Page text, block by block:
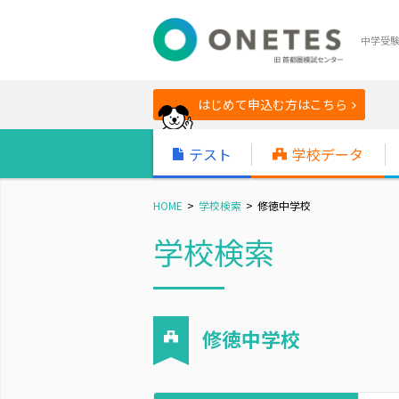
中学受
はじめて申込む方はこちら
テスト 学校データ
HOME 学校検索 修徳中学校
学校検索
修徳中学校